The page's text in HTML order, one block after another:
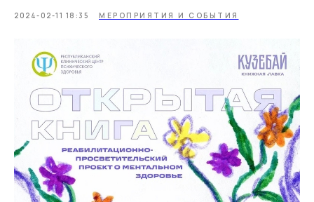
2024-02-11 18:35 МЕРОПРИЯТИЯ И СОБЫТИЯ